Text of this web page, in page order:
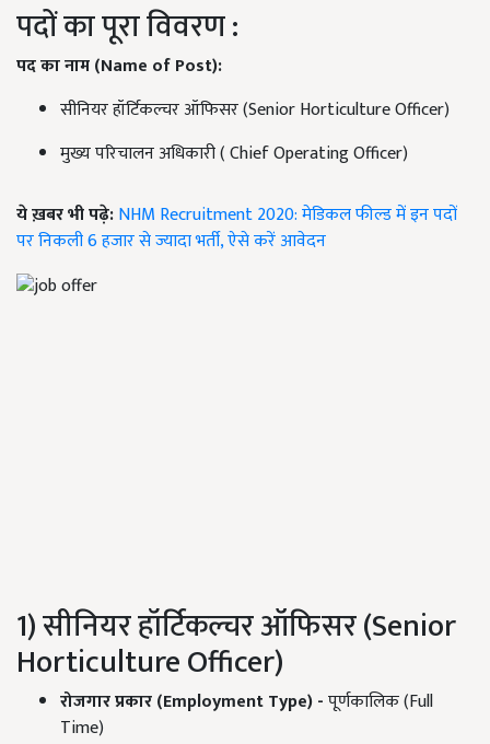
पदों का पूरा विवरण :
पद का नाम (Name of Post):
सीनियर हॉर्टिकल्चर ऑफिसर (Senior Horticulture Officer)
मुख्य परिचालन अधिकारी ( Chief Operating Officer)
ये ख़बर भी पढ़े:NHM Recruitment 2020: मेडिकल फील्ड में इन पदों
पर निकली 6 हजार से ज्यादा भर्ती, ऐसे करें आवेदन
1) सीनियर हॉर्टिकल्चर ऑफिसर (Senior
Horticulture Officer)
रोजगारप्रकार(Employment Type) -पूर्णकालिक (Full
Time)